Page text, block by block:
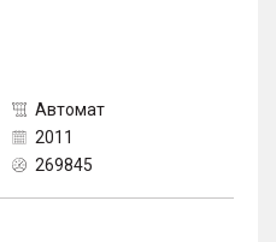
Автомат
2011
269845